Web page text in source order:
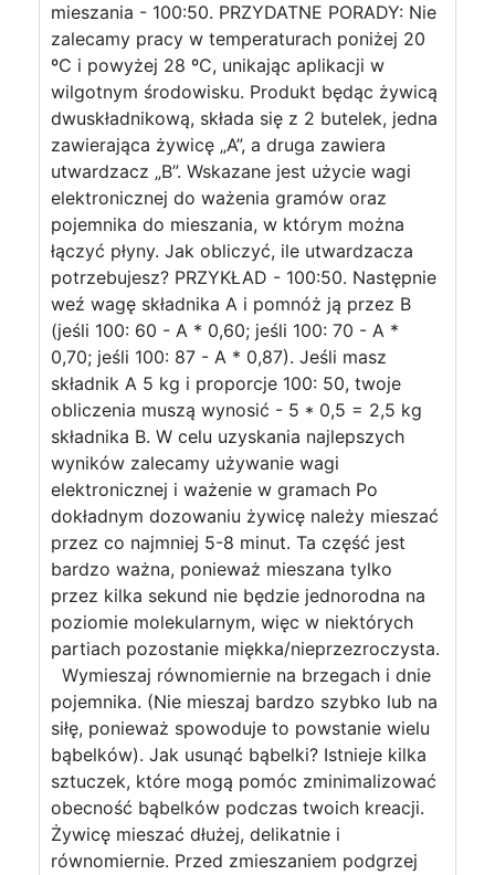
mieszania - 100:50. PRZYDATNE PORADY: Nie
zalecamy pracy w temperaturach poniżej 20
ºC i powyżej 28 ºC, unikając aplikacji w
wilgotnym środowisku. Produkt będąc żywicą
dwuskładnikową, składa się z 2 butelek, jedna
zawierająca żywicę „A”, a druga zawiera
utwardzacz „B”. Wskazane jest użycie wagi
elektronicznej do ważenia gramów oraz
pojemnika do mieszania, w którym można
łączyć płyny. Jak obliczyć, ile utwardzacza
potrzebujesz? PRZYKŁAD - 100:50. Następnie
weź wagę składnika A i pomnóż ją przez B
(jeśli 100: 60 - A * 0,60; jeśli 100: 70 - A *
0,70; jeśli 100: 87 - A * 0,87). Jeśli masz
składnik A 5 kg i proporcje 100: 50, twoje
obliczenia muszą wynosić - 5 * 0,5 = 2,5 kg
składnika B. W celu uzyskania najlepszych
wyników zalecamy używanie wagi
elektronicznej i ważenie w gramach Po
dokładnym dozowaniu żywicę należy mieszać
przez co najmniej 5-8 minut. Ta część jest
bardzo ważna, ponieważ mieszana tylko
przez kilka sekund nie będzie jednorodna na
poziomie molekularnym, więc w niektórych
partiach pozostanie miękka/nieprzezroczysta.
Wymieszaj równomiernie na brzegach i dnie
pojemnika. (Nie mieszaj bardzo szybko lub na
siłę, ponieważ spowoduje to powstanie wielu
bąbelków). Jak usunąć bąbelki? Istnieje kilka
sztuczek, które mogą pomóc zminimalizować
obecność bąbelków podczas twoich kreacji.
Żywicę mieszać dłużej, delikatnie i
równomiernie. Przed zmieszaniem podgrzej